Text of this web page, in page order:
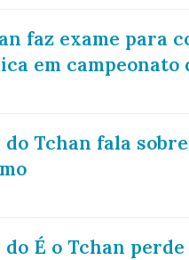
faz exame para
em
do Tchan fala
É o Tchan